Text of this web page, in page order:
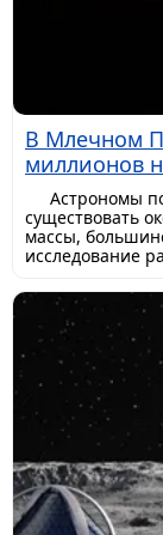
В Млечном
миллионов
Астрономы
существовать
массы,
исследование